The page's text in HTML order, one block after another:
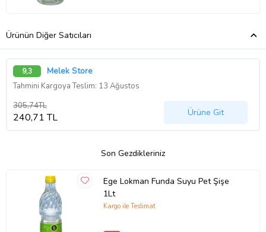
Ürünün Diğer Satıcıları
9,3 Melek Store
Tahmini Kargoya Teslim: 13 Ağustos
305,74TL
240,71 TL Ürüne Git
Son Gezdikleriniz
Ege Lokman Funda Suyu Pet Şişe
1Lt
Kargo ile Teslimat